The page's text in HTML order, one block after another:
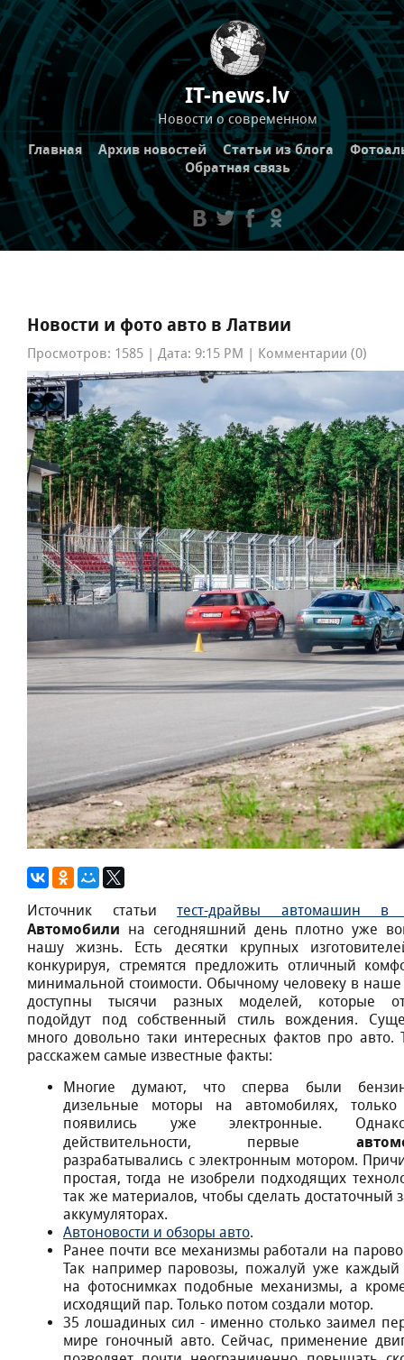
IT-news.lv
Новости о современном
Главная Архив новостей Статьи из блога
Обратная связь
Новости и фото авто в Латвии
Просмотров: 1585 | Дата: 9:15 PM | Комментарии (0)
Источник статьитест-драйвы автомашин в
Автомобили на сегодняшний день плотно уже
нашу жизнь. Есть десятки крупных
конкурируя, стремятся предложить отличный
минимальной стоимости. Обычному человеку в
доступны тысячи разных моделей, которые
подойдут под собственный стиль вождения.
много довольно таки интересных фактов про авто.
расскажем самые известные факты:
Многие думают, что сперва были
дизельные моторы на автомобилях, только
появились уже электронные.
действительности, первые
разрабатывались с электронным мотором.
простая, тогда не изобрели подходящих
так же материалов, чтобы сделать достаточный
аккумуляторах.
Автоновости и обзоры авто.
Ранее почти все механизмы работали на
Так например паровозы, пожалуй уже каждый
на фотоснимках подобные механизмы, а
исходящий пар. Только потом создали мотор.
35 лошадиных сил - именно столько заимел
мире гоночный авто. Сейчас, применение